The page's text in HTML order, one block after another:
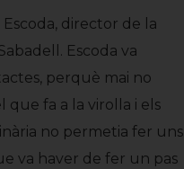
director de la
Escoda va
perquè mai no
que fa a la virolla i els
no permetia fer uns
va haver de fer un pas